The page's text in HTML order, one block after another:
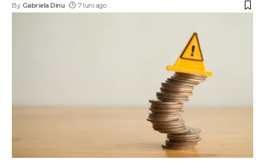
By Gabriela Dinu 7 luni ago